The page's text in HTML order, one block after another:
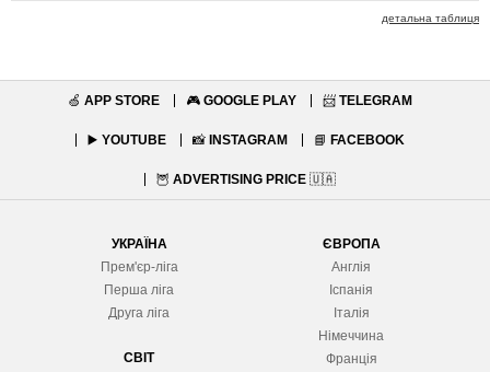
детальна таблиця
🍏 APP STORE 🎮 GOOGLE PLAY 📨 TELEGRAM
▶️ YOUTUBE 📸 INSTAGRAM 📘 FACEBOOK
🦉 ADVERTISING PRICE 🇺🇦
УКРАЇНА
Прем'єр-ліга
Перша ліга
Друга ліга
СВІТ
ЄВРОПА
Англія
Іспанія
Італія
Німеччина
Франція